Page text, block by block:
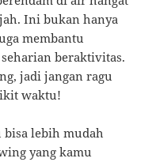
Ini bukan hanya
membantu
beraktivitas.
jadi jangan ragu
waktu!
lebih mudah
yang kamu